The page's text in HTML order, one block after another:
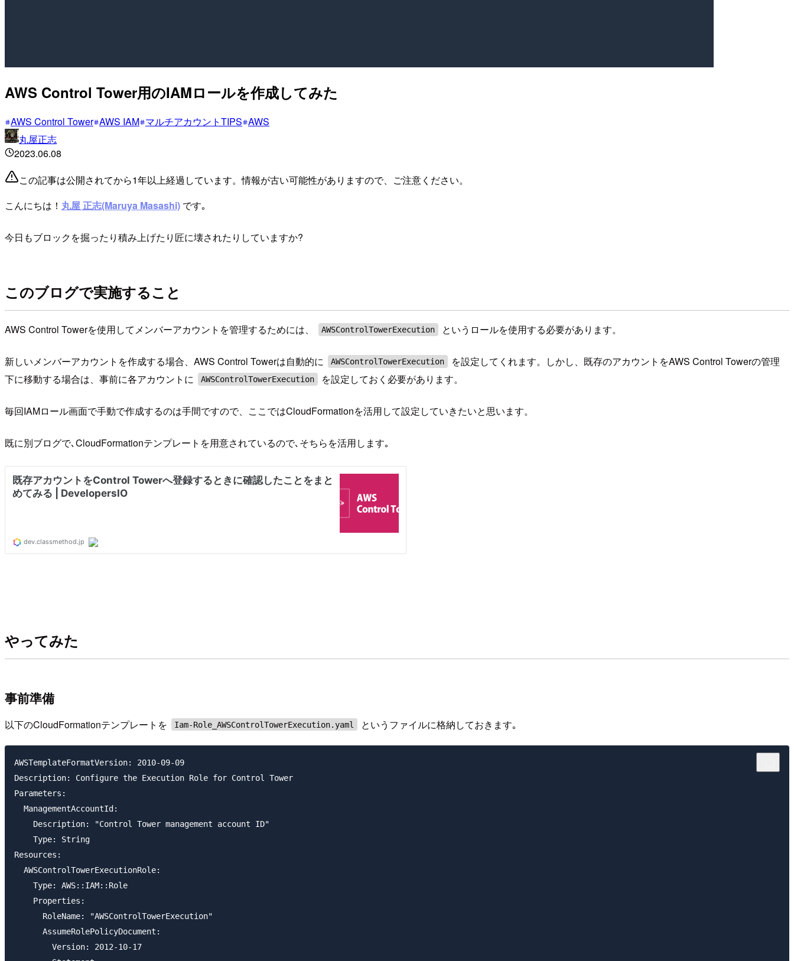
AWS Control Tower用のIAMロールを作成してみた
AWS Control Tower AWS IAM マルチアカウントTIPS AWS
丸屋正志
2023.06.08
この記事は公開されてから1年以上経過しています。情報が古い可能性がありますので、ご注意ください。
こんにちは！ 丸屋 正志(Maruya Masashi) です｡
今日もブロックを掘ったり積み上げたり匠に壊されたりしていますか?
このブログで実施すること
AWS Control Towerを使用してメンバーアカウントを管理するためには、 AWSControlTowerExecution というロールを使用する必要があります。
新しいメンバーアカウントを作成する場合、AWS Control Towerは自動的に AWSControlTowerExecution
を設定してくれます。しかし、既存のアカウントをAWS Control Towerの管理
下に移動する場合は、事前に各アカウントに
AWSControlTowerExecution を設定しておく必要があります。
毎回IAMロール画面で手動で作成するのは手間ですので、ここではCloudFormationを活用して設定していきたいと思います。
既に別ブログで､CloudFormationテンプレートを用意されているので､そちらを活用します｡
やってみた
事前準備
以下のCloudFormationテンプレートを Iam-Role_AWSControlTowerExecution.yaml というファイルに格納しておきます｡
AWSTemplateFormatVersion: 2010-09-09
Description: Configure the Execution Role for Control Tower
Parameters:
  ManagementAccountId:
    Description: "Control Tower management account ID"
    Type: String
Resources:
  AWSControlTowerExecutionRole:
    Type: AWS::IAM::Role
    Properties:
      RoleName: "AWSControlTowerExecution"
      AssumeRolePolicyDocument:
        Version: 2012-10-17